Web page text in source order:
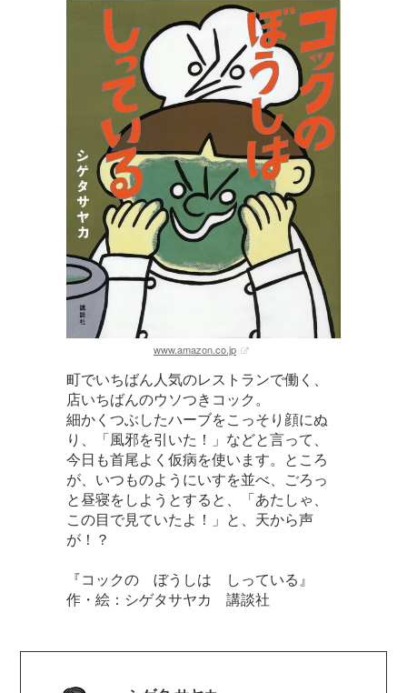
www.amazon.co.jp
町でいちばん人気のレストランで働く、
店いちばんのウソつきコック。
細かくつぶしたハーブをこっそり顔にぬ
り、「風邪を引いた！」などと言って、
今日も首尾よく仮病を使います。ところ
が、いつものようにいすを並べ、ごろっ
と昼寝をしようとすると、「あたしゃ、
この目で見ていたよ！」と、天から声
が！？
『コックの ぼうしは しっている』
作・絵：シゲタサヤカ 講談社